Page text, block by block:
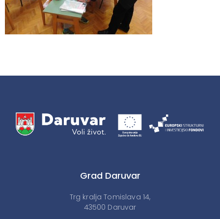
Grad Daruvar
Trg kralja Tomislava 14,
43500 Daruvar